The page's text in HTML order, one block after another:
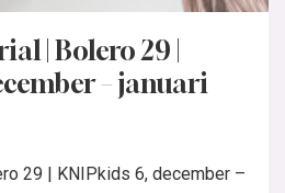
| Bolero 29 |
– januari
29 | KNIPkids 6, december –